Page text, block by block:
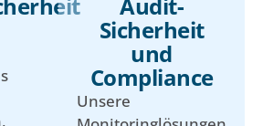
Sicherheit
und
Compliance
Unsere